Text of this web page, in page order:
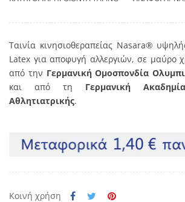
Ταινία κινησιοθεραπείας Nasara®
Latex για αποφυγή αλλεργιών, σε μαύρο
από την Γερμανική Ομοσπονδία
και από τη Γερμανική
Αθλητιατρικής.
Κοινή χρήση